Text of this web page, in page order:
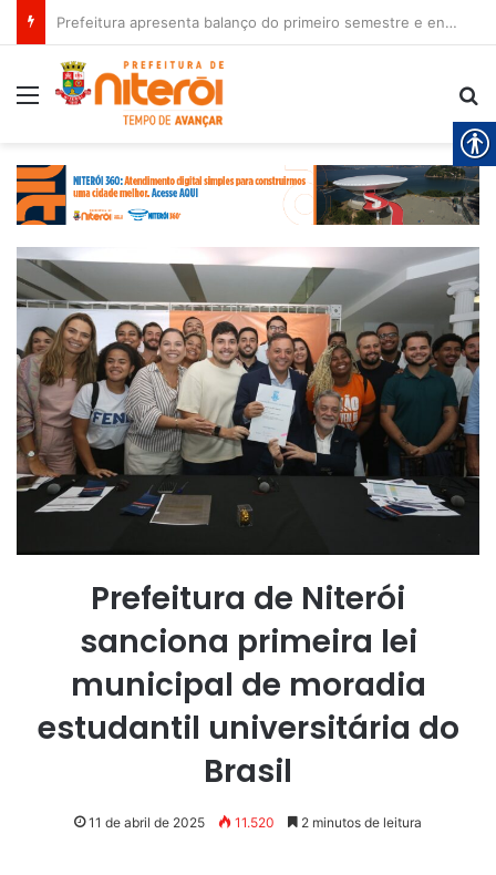
Prefeitura apresenta balanço do primeiro semestre e encaminha novos projetos à Câmara
Menu
Prefeitura de Niterói
sanciona primeira lei
municipal de moradia
estudantil universitária do
Brasil
11 de abril de 2025 11.520 2 minutos de leitura